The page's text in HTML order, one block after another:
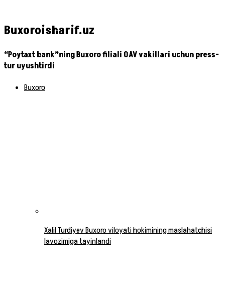
Buxoroisharif.uz
“Poytaxt bank”ning Buxoro filiali OAV vakillari uchun press-
tur uyushtirdi
Buxoro
Xalil Turdiyev Buxoro viloyati hokimining maslahatchisi
lavozimiga tayinlandi